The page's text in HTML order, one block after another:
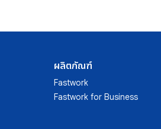
ผลิตภัณฑ์
Fastwork
Fastwork for Business